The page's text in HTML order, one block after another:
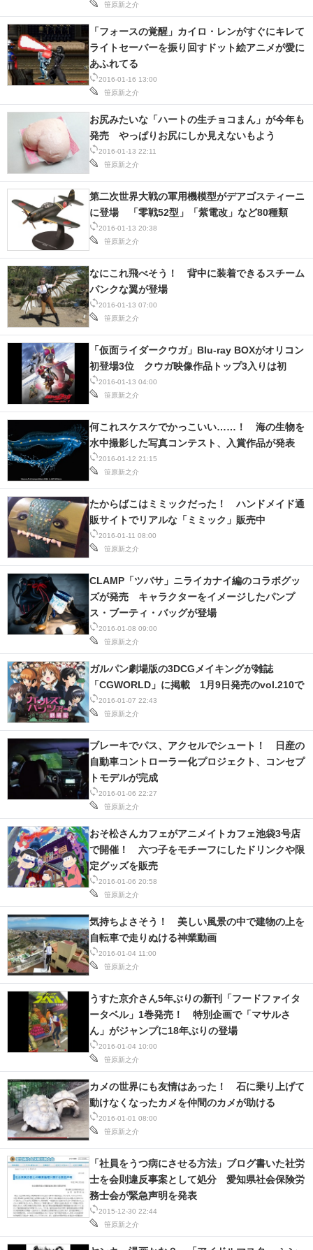
笹原新之介
2016-01-16 13:00
笹原新之介
「フォースの覚醒」カイロ・レンがすぐにキレて
ライトセーバーを振り回すドット絵アニメが愛に
あふれてる
2016-01-13 22:11
笹原新之介
お尻みたいな「ハートの生チョコまん」が今年も
発売 やっぱりお尻にしか見えないもよう
2016-01-13 20:38
笹原新之介
第二次世界大戦の軍用機模型がデアゴスティーニ
に登場 「零戦52型」「紫電改」など80種類
2016-01-13 07:00
笹原新之介
なにこれ飛べそう！ 背中に装着できるスチーム
パンクな翼が登場
2016-01-13 04:00
笹原新之介
「仮面ライダークウガ」Blu-ray BOXがオリコン
初登場3位 クウガ映像作品トップ3入りは初
2016-01-12 21:15
笹原新之介
何これスケスケでかっこいい……！ 海の生物を
水中撮影した写真コンテスト、入賞作品が発表
2016-01-11 08:00
笹原新之介
たからばこはミミックだった！ ハンドメイド通
販サイトでリアルな「ミミック」販売中
2016-01-08 09:00
笹原新之介
CLAMP「ツバサ」ニライカナイ編のコラボグッ
ズが発売 キャラクターをイメージしたパンプ
ス・ブーティ・バッグが登場
2016-01-07 22:43
笹原新之介
ガルパン劇場版の3DCGメイキングが雑誌
「CGWORLD」に掲載 1月9日発売のvol.210で
2016-01-06 22:27
笹原新之介
ブレーキでパス、アクセルでシュート！ 日産の
自動車コントローラー化プロジェクト、コンセプ
トモデルが完成
2016-01-06 20:58
笹原新之介
おそ松さんカフェがアニメイトカフェ池袋3号店
で開催！ 六つ子をモチーフにしたドリンクや限
定グッズを販売
2016-01-04 11:00
笹原新之介
気持ちよさそう！ 美しい風景の中で建物の上を
自転車で走りぬける神業動画
2016-01-04 10:00
笹原新之介
うすた京介さん5年ぶりの新刊「フードファイタ
ータベル」1巻発売！ 特別企画で「マサルさ
ん」がジャンプに18年ぶりの登場
2016-01-01 08:00
笹原新之介
カメの世界にも友情はあった！ 石に乗り上げて
動けなくなったカメを仲間のカメが助ける
2015-12-30 22:44
笹原新之介
「社員をうつ病にさせる方法」ブログ書いた社労
士を会則違反事案として処分 愛知県社会保険労
務士会が緊急声明を発表